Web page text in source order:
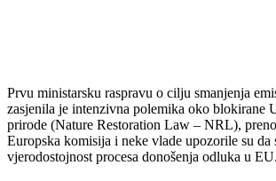
Prvu ministarsku raspravu o cilju smanjenja
zasjenila je intenzivna polemika oko blokirane
prirode (Nature Restoration Law – NRL),
Europska komisija i neke vlade upozorile su da
vjerodostojnost procesa donošenja odluka u EU.